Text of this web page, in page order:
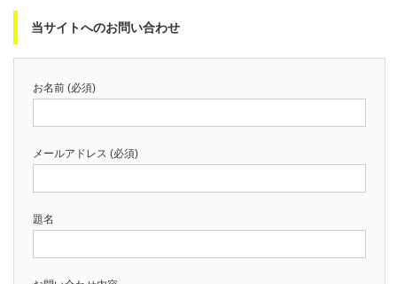
当サイトへのお問い合わせ
お名前 (必須)
メールアドレス (必須)
題名